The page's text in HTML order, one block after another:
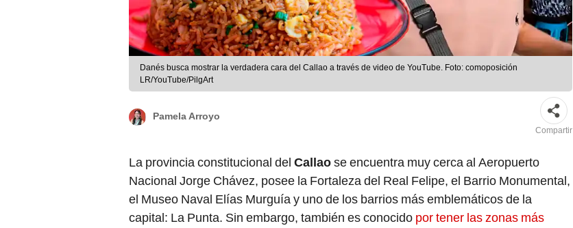
Danés busca mostrar la verdadera cara del Callao a través de video de YouTube. Foto: comoposición
LR/YouTube/PilgArt
Pamela Arroyo
Compartir
La provincia constitucional del Callaose encuentra muy cerca al Aeropuerto
Nacional Jorge Chávez, posee la Fortaleza del Real Felipe, el Barrio Monumental,
el Museo Naval Elías Murguía y uno de los barrios más emblemáticos de la
capital: La Punta. Sin embargo, también es conocido por tener las zonas más